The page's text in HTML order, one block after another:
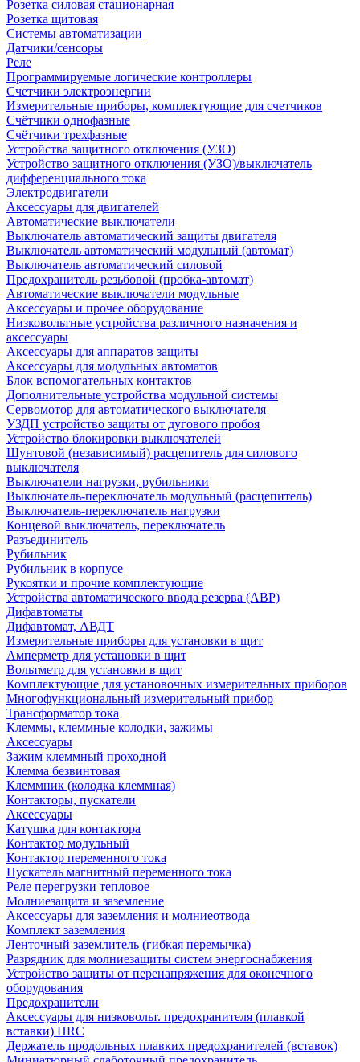
Розетка силовая стационарная
Розетка щитовая
Системы автоматизации
Датчики/сенсоры
Реле
Программируемые логические контроллеры
Счетчики электроэнергии
Измерительные приборы, комплектующие для счетчиков
Счётчики однофазные
Счётчики трехфазные
Устройства защитного отключения (УЗО)
Устройство защитного отключения (УЗО)/выключатель
дифференциального тока
Электродвигатели
Аксессуары для двигателей
Автоматические выключатели
Выключатель автоматический защиты двигателя
Выключатель автоматический модульный (автомат)
Выключатель автоматический силовой
Предохранитель резьбовой (пробка-автомат)
Автоматические выключатели модульные
Аксессуары и прочее оборудование
Низковольтные устройства различного назначения и
аксессуары
Аксессуары для аппаратов защиты
Аксессуары для модульных автоматов
Блок вспомогательных контактов
Дополнительные устройства модульной системы
Сервомотор для автоматического выключателя
УЗДП устройство защиты от дугового пробоя
Устройство блокировки выключателей
Шунтовой (независимый) расцепитель для силового
выключателя
Выключатели нагрузки, рубильники
Выключатель-переключатель модульный (расцепитель)
Выключатель-переключатель нагрузки
Концевой выключатель, переключатель
Разъединитель
Рубильник
Рубильник в корпусе
Рукоятки и прочие комплектующие
Устройства автоматического ввода резерва (АВР)
Дифавтоматы
Дифавтомат, АВДТ
Измерительные приборы для установки в щит
Амперметр для установки в щит
Вольтметр для установки в щит
Комплектующие для установочных измерительных приборов
Многофункциональный измерительный прибор
Трансформатор тока
Клеммы, клеммные колодки, зажимы
Аксессуары
Зажим клеммный проходной
Клемма безвинтовая
Клеммник (колодка клеммная)
Контакторы, пускатели
Аксессуары
Катушка для контактора
Контактор модульный
Контактор переменного тока
Пускатель магнитный переменного тока
Реле перегрузки тепловое
Молниезащита и заземление
Аксессуары для заземления и молниеотвода
Комплект заземления
Ленточный заземлитель (гибкая перемычка)
Разрядник для молниезащиты систем энергоснабжения
Устройство защиты от перенапряжения для оконечного
оборудования
Предохранители
Аксессуары для низковольт. предохранителя (плавкой
вставки) HRC
Держатель продольных плавких предохранителей (вставок)